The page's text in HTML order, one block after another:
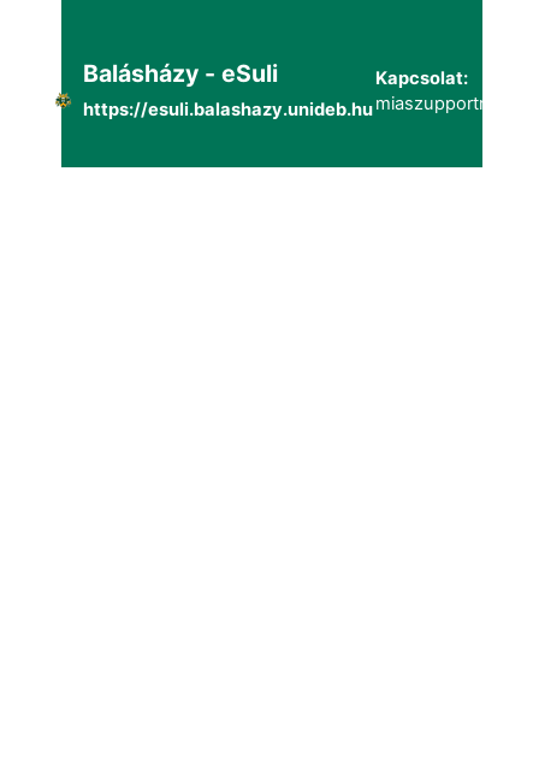
Balásházy - eSuli
https://esuli.balashazy.unideb.hu
Kapcsolat: